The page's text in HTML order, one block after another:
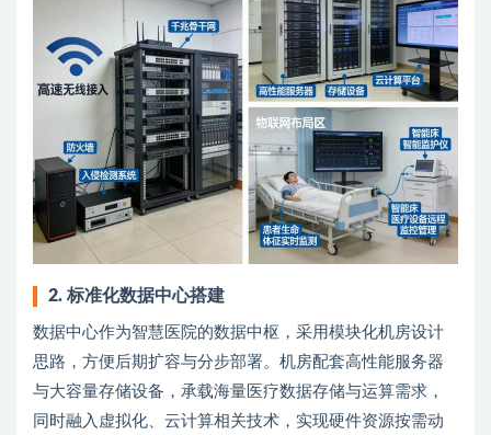
2. 标准化数据中心搭建
数据中心作为智慧医院的数据中枢，采用模块化机房设计
思路，方便后期扩容与分步部署。机房配套高性能服务器
与大容量存储设备，承载海量医疗数据存储与运算需求，
同时融入虚拟化、云计算相关技术，实现硬件资源按需动